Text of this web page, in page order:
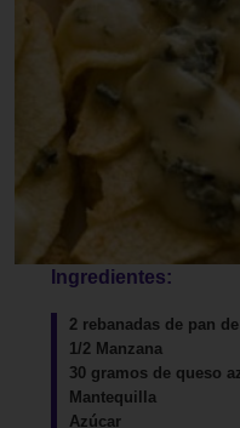
Ingredientes:
2 rebanadas de pan
1/2 Manzana
30 gramos de queso
Mantequilla
Azúcar